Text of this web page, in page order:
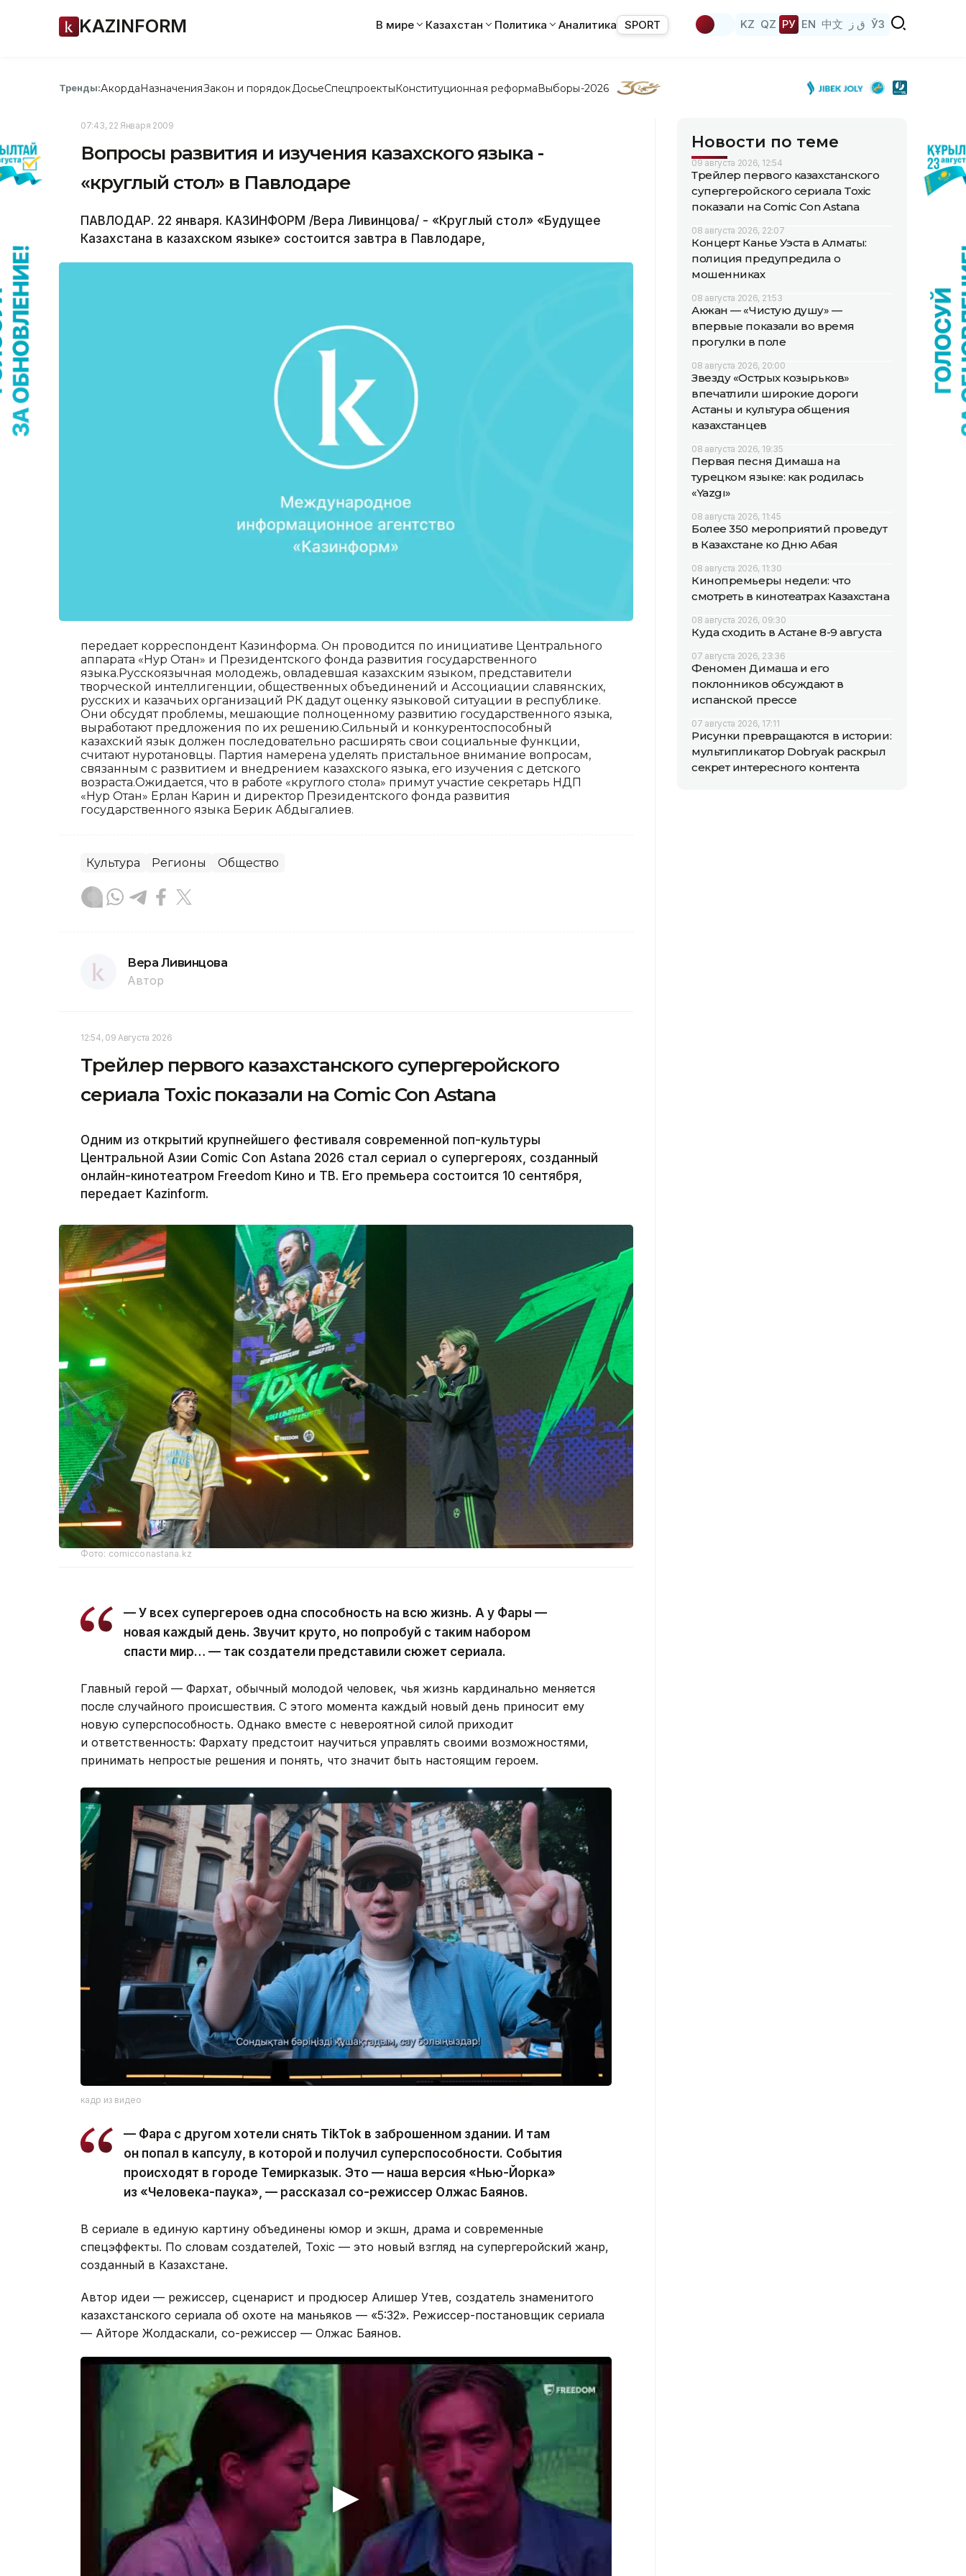
KAZINFORM В мире Казахстан Политика Аналитика SPORT KZ QZ РУ EN 中文 ق ز ЎЗ
Тренды:АкордаНазначенияЗакон и порядок ДосьеСпецпроектыКонституционная реформаВыборы-2026
07:43, 22 Января 2009
Вопросы развития и изучения казахского языка -
«круглый стол» в Павлодаре
ПАВЛОДАР. 22 января. КАЗИНФОРМ /Вера Ливинцова/ - «Круглый стол» «Будущее
Казахстана в казахском языке» состоится завтра в Павлодаре,
передает корреспондент Казинформа. Он проводится по инициативе Центрального
аппарата «Нур Отан» и Президентского фонда развития государственного
языка.Русскоязычная молодежь, овладевшая казахским языком, представители
творческой интеллигенции, общественных объединений и Ассоциации славянских,
русских и казачьих организаций РК дадут оценку языковой ситуации в республике.
Они обсудят проблемы, мешающие полноценному развитию государственного языка,
выработают предложения по их решению.Сильный и конкурентоспособный
казахский язык должен последовательно расширять свои социальные функции,
считают нуротановцы. Партия намерена уделять пристальное внимание вопросам,
связанным с развитием и внедрением казахского языка, его изучения с детского
возраста.Ожидается, что в работе «круглого стола» примут участие секретарь НДП
«Нур Отан» Ерлан Карин и директор Президентского фонда развития
государственного языка Берик Абдыгалиев.
Культура Регионы Общество
Вера Ливинцова
Автор
12:54, 09 Августа 2026
Трейлер первого казахстанского супергеройского
сериала Toxic показали на Comic Con Astana
Одним из открытий крупнейшего фестиваля современной поп-культуры
Центральной Азии Comic Con Astana 2026 стал сериал о супергероях, созданный
онлайн-кинотеатром Freedom Кино и ТВ. Его премьера состоится 10 сентября,
передает Kazinform.
Фото: comicconastana.kz
— У всех супергероев одна способность на всю жизнь. А у Фары —
новая каждый день. Звучит круто, но попробуй с таким набором
спасти мир… — так создатели представили сюжет сериала.
Главный герой — Фархат, обычный молодой человек, чья жизнь кардинально меняется
после случайного происшествия. С этого момента каждый новый день приносит ему
новую суперспособность. Однако вместе с невероятной силой приходит
и ответственность: Фархату предстоит научиться управлять своими возможностями,
принимать непростые решения и понять, что значит быть настоящим героем.
кадр из видео
— Фара с другом хотели снять TikTok в заброшенном здании. И там
он попал в капсулу, в которой и получил суперспособности. События
происходят в городе Темирказык. Это — наша версия «Нью-Йорка»
из «Человека-паука», — рассказал со-режиссер Олжас Баянов.
В сериале в единую картину объединены юмор и экшн, драма и современные
спецэффекты. По словам создателей, Toxic — это новый взгляд на супергеройский жанр,
созданный в Казахстане.
Автор идеи — режиссер, сценарист и продюсер Алишер Утев, создатель знаменитого
казахстанского сериала об охоте на маньяков — «5:32». Режиссер-постановщик сериала
— Айторе Жолдаскали, со-режиссер — Олжас Баянов.
Новости по теме
09 августа 2026, 12:54
Трейлер первого казахстанского
супергеройского сериала Toxic
показали на Comic Con Astana
08 августа 2026, 22:07
Концерт Канье Уэста в Алматы:
полиция предупредила о
мошенниках
08 августа 2026, 21:53
Акжан — «Чистую душу» —
впервые показали во время
прогулки в поле
08 августа 2026, 20:00
Звезду «Острых козырьков»
впечатлили широкие дороги
Астаны и культура общения
казахстанцев
08 августа 2026, 19:35
Первая песня Димаша на
турецком языке: как родилась
«Yazgı»
08 августа 2026, 11:45
Более 350 мероприятий проведут
в Казахстане ко Дню Абая
08 августа 2026, 11:30
Кинопремьеры недели: что
смотреть в кинотеатрах Казахстана
08 августа 2026, 09:30
Куда сходить в Астане 8-9 августа
07 августа 2026, 23:36
Феномен Димаша и его
поклонников обсуждают в
испанской прессе
07 августа 2026, 17:11
Рисунки превращаются в истории:
мультипликатор Dobryak раскрыл
секрет интересного контента